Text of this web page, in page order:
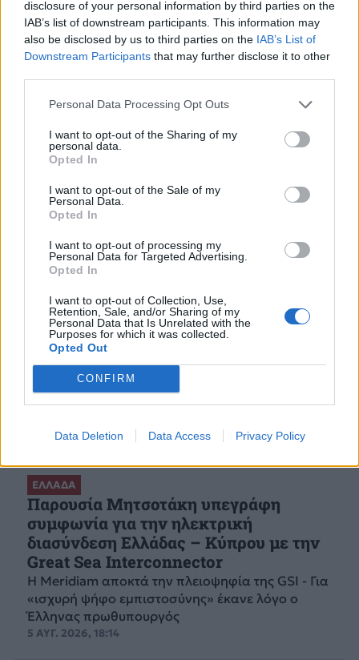
disclosure of your personal information by third parties on the
IAB’s list of downstream participants. This information may
also be disclosed by us to third parties on the IAB’s List of
Downstream Participants that may further disclose it to other
Personal Data Processing Opt Outs
I want to opt-out of the Sharing of my
personal data.
Opted In
I want to opt-out of the Sale of my
Personal Data.
Opted In
I want to opt-out of processing my
Personal Data for Targeted Advertising.
Opted In
I want to opt-out of Collection, Use,
Retention, Sale, and/or Sharing of my
Personal Data that Is Unrelated with the
Purposes for which it was collected.
Opted Out
CONFIRM
Data Deletion Data Access Privacy Policy
ΕΛΛΑΔΑ
Καιρός σήμερα: Ισχυροί άνεμοι με
αναλυτικά
Η πρόγνωση του καιρού από την Εθνική
6 ΑΥΓ. 2026, 04:23
ΕΛΛΑΔΑ
Παρουσία Μητσοτάκη υπεγράφη
συμφωνία για την ηλεκτρική
διασύνδεση Ελλάδας – Κύπρου με την
Great Sea Interconnector
Η Meridiam αποκτά την πλειοψηφία της GSI - Για
«ισχυρή ψήφο εμπιστοσύνης» έκανε λόγο ο
Έλληνας πρωθυπουργός
5 ΑΥΓ. 2026, 18:14